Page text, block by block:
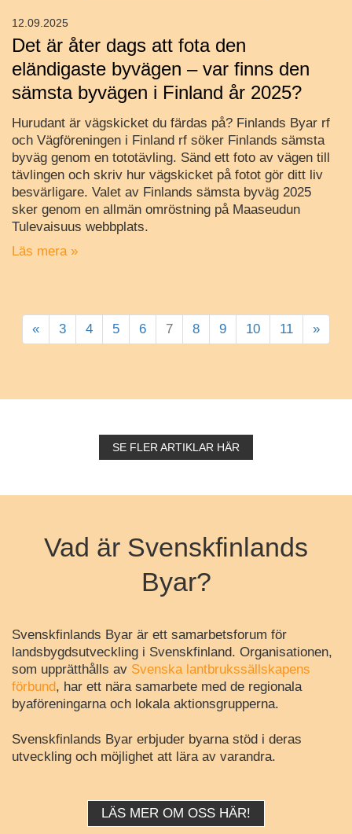
Det är åter dags att fota den
eländigaste byvägen – var finns den
sämsta byvägen i Finland år 2025?
Hurudant är vägskicket du färdas på? Finlands Byar rf
och Vägföreningen i Finland rf söker Finlands sämsta
byväg genom en tototävling. Sänd ett foto av vägen till
tävlingen och skriv hur vägskicket på fotot gör ditt liv
besvärligare. Valet av Finlands sämsta byväg 2025
sker genom en allmän omröstning på Maaseudun
Tulevaisuus webbplats.
Läs mera »
12.09.2025
« 3 4 5 6 7 8 9 10 11 »
SE FLER ARTIKLAR HÄR
Vad är Svenskfinlands
Byar?
Svenskfinlands Byar är ett samarbetsforum för
landsbygdsutveckling i Svenskfinland. Organisationen,
som upprätthålls av Svenska lantbrukssällskapens
förbund, har ett nära samarbete med de regionala
byaföreningarna och lokala aktionsgrupperna.
Svenskfinlands Byar erbjuder byarna stöd i deras
utveckling och möjlighet att lära av varandra.
LÄS MER OM OSS HÄR!